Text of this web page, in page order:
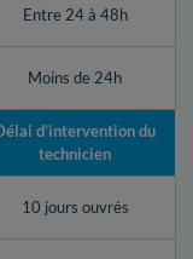
Entre 24 à 48h
Moins de 24h
d’intervention du
technicien
10 jours ouvrés